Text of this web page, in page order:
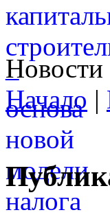
Новости
Начало |